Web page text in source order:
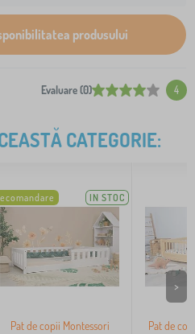
produsului
Evaluare (0) 4
CATEGORIE:
IN STOC
Pat de copii Montessori
Pat de
>